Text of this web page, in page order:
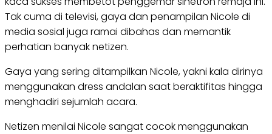
Tak cuma di televisi, gaya dan penampilan Nicole di
media sosial juga ramai dibahas dan memantik
perhatian banyak netizen.
Gaya yang sering ditampilkan Nicole, yakni kala dirinya
menggunakan dress andalan saat beraktifitas hingga
menghadiri sejumlah acara.
Netizen menilai Nicole sangat cocok menggunakan